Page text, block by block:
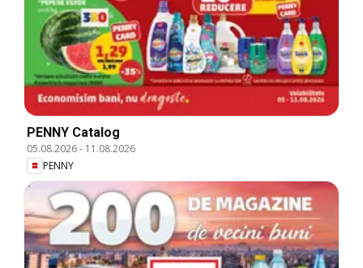
PENNY Catalog
05.08.2026- 11.08.2026
PENNY